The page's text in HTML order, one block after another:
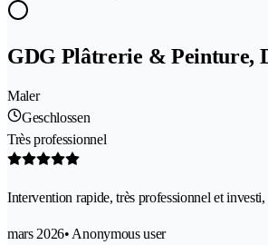
GDG Plâtrerie & Peinture,
Maler
Geschlossen
Très professionnel
Intervention rapide, très professionnel et investi,
mars 2026• Anonymous user